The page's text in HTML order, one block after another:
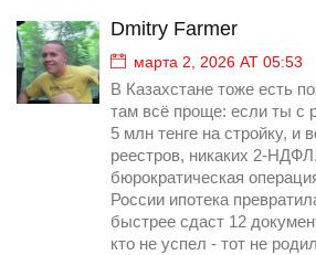
Dmitry Farmer
марта 2, 2026 AT 05:53
В Казахстане тоже есть
там всё проще: если ты с
5 млн тенге на стройку, и
реестров, никаких 2-
бюрократическая
России ипотека
быстрее сдаст 12
кто не успел - тот не